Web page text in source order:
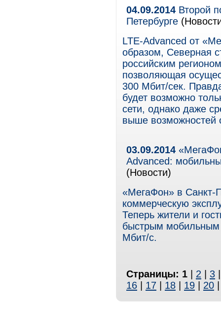
04.09.2014 Второй
Петербурге
LTE-Advanced от
образом, Северная
российским
позволяющая
300 Мбит/сек.
будет возможно
сети, однако даже
выше возможностей
03.09.2014
Advanced:
(Новости)
«МегаФон» в Санкт-
коммерческую
Теперь жители и
быстрым мобильным
Мбит/c.
Страницы: 1 2 3
16
17 18 19 20